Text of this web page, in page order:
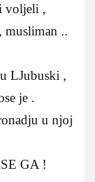
voljeli ,
musliman ..
LJubuski ,
je .
u njoj
GA !